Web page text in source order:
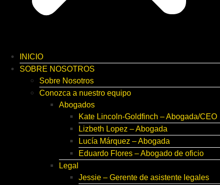
INICIO
SOBRE NOSOTROS
Sobre Nosotros
Conozca a nuestro equipo
Abogados
Kate Lincoln-Goldfinch – Abogada/CEO
Lizbeth Lopez – Abogada
Lucía Márquez – Abogada
Eduardo Flores – Abogado de oficio
Legal
Jessie – Gerente de asistente legales